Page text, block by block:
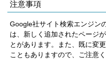
注意事項
Google社サイト検索エンジン
は、新しく追加されたページ
とがあります。また、既に変
こともありますので、ご注意く